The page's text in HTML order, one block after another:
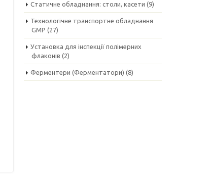
Статичне обладнання: столи, касети (9)
Технологічне транспортне обладнання
GMP (27)
Установка для інспекції полімерних
флаконів (2)
Ферментери (Ферментатори) (8)